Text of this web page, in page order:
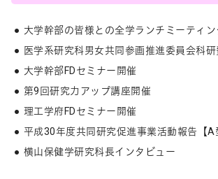
大学幹部の皆様との全学ランチミーティン
医学系研究科男女共同参画推進委員会科
大学幹部FDセミナー開催
第9回研究力アップ講座開催
理工学府FDセミナー開催
平成30年度共同研究促進事業活動報告【A
横山保健学研究科長インタビュー